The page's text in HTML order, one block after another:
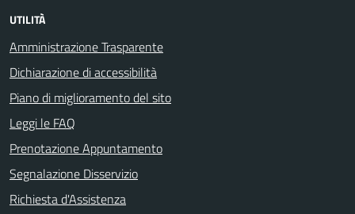
UTILITÀ
Amministrazione Trasparente
Dichiarazione di accessibilità
Piano di miglioramento del sito
Leggi le FAQ
Prenotazione Appuntamento
Segnalazione Disservizio
Richiesta d'Assistenza